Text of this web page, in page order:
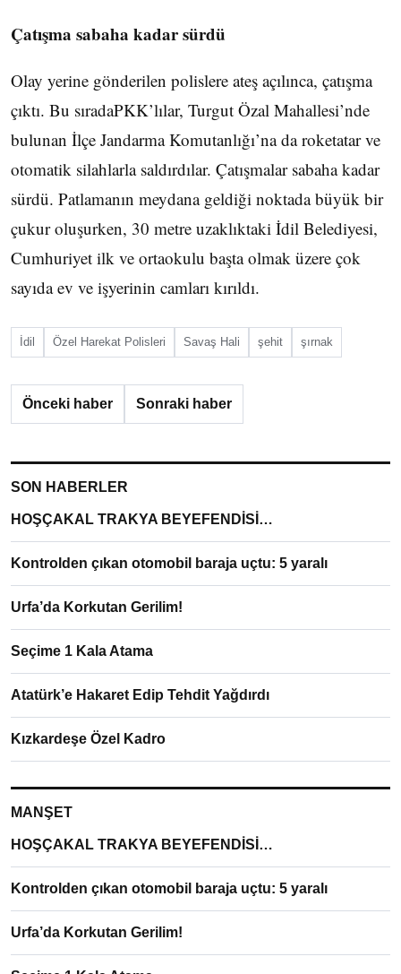
Çatışma sabaha kadar sürdü
Olay yerine gönderilen polislere ateş açılınca, çatışma
çıktı. Bu sıradaPKK’lılar, Turgut Özal Mahallesi’nde
bulunan İlçe Jandarma Komutanlığı’na da roketatar ve
otomatik silahlarla saldırdılar. Çatışmalar sabaha kadar
sürdü. Patlamanın meydana geldiği noktada büyük bir
çukur oluşurken, 30 metre uzaklıktaki İdil Belediyesi,
Cumhuriyet ilk ve ortaokulu başta olmak üzere çok
sayıda ev ve işyerinin camları kırıldı.
İdil Özel Harekat Polisleri Savaş Hali şehit şırnak
Önceki haber Sonraki haber
SON HABERLER
HOŞÇAKAL TRAKYA BEYEFENDİSİ…
Kontrolden çıkan otomobil baraja uçtu: 5 yaralı
Urfa’da Korkutan Gerilim!
Seçime 1 Kala Atama
Atatürk’e Hakaret Edip Tehdit Yağdırdı
Kızkardeşe Özel Kadro
MANŞET
HOŞÇAKAL TRAKYA BEYEFENDİSİ…
Kontrolden çıkan otomobil baraja uçtu: 5 yaralı
Urfa’da Korkutan Gerilim!